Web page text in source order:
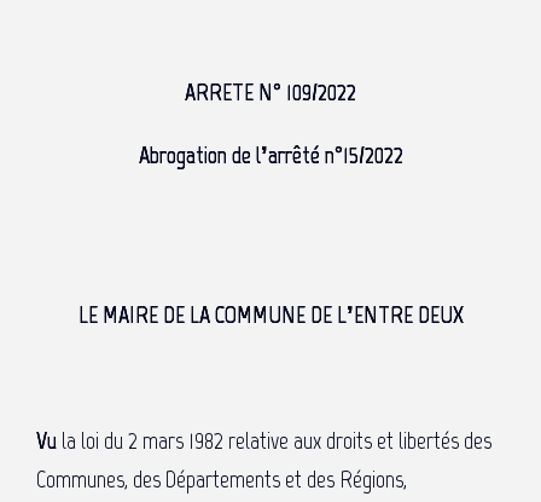
ARRETE N° 109/2022
Abrogation de l’arrêté n°15/2022
LE MAIRE DE LA COMMUNE DE L’ENTRE DEUX
Vu la loi du 2 mars 1982 relative aux droits et libertés des
Communes, des Départements et des Régions,